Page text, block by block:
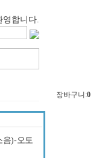
영합니다.
음)-오토
장바구니:0